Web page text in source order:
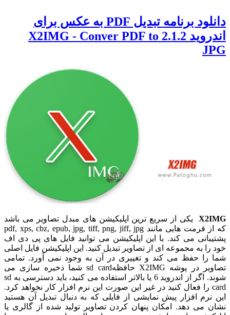
دانلود برنامه تبدیل PDF به عکس برای
اندروید 2.1.2 X2IMG - Conver PDF to
JPG
X2IMG یکی از سریع ترین اپلیکیشن های مبدل تصاویر می باشد
که از فرمت هایی مانند pdf, xps, cbz, epub, jpg, tiff, png, jiff, jpg
پشتیبانی می کند. با این اپلیکیشن می توانید فایل های پی دی اف
خود را به مجموعه ای از تصاویر تبدیل کنید. این اپلیکیشن فایل اصلی
شما را حفظ می کند و تغییری در آن به وجود نمی آورد. تمامی
تصاویر در پوشه X2IMG حافظهsd card شما ذخیره سازی می
شوند. اگر از اندروید 6 یا بالاتر استفاده می کنید، باید دسترسی به sd
card را فعال کنید در غیر این صورت این نرم افزار کار نخواهد کرد.
این نرم افزار پیش نمایشی از فایلی که به دنبال تبدیل آن هستید
نشان می دهد. امکان پنهان کردن تصاویر تولید شده از گالری یا